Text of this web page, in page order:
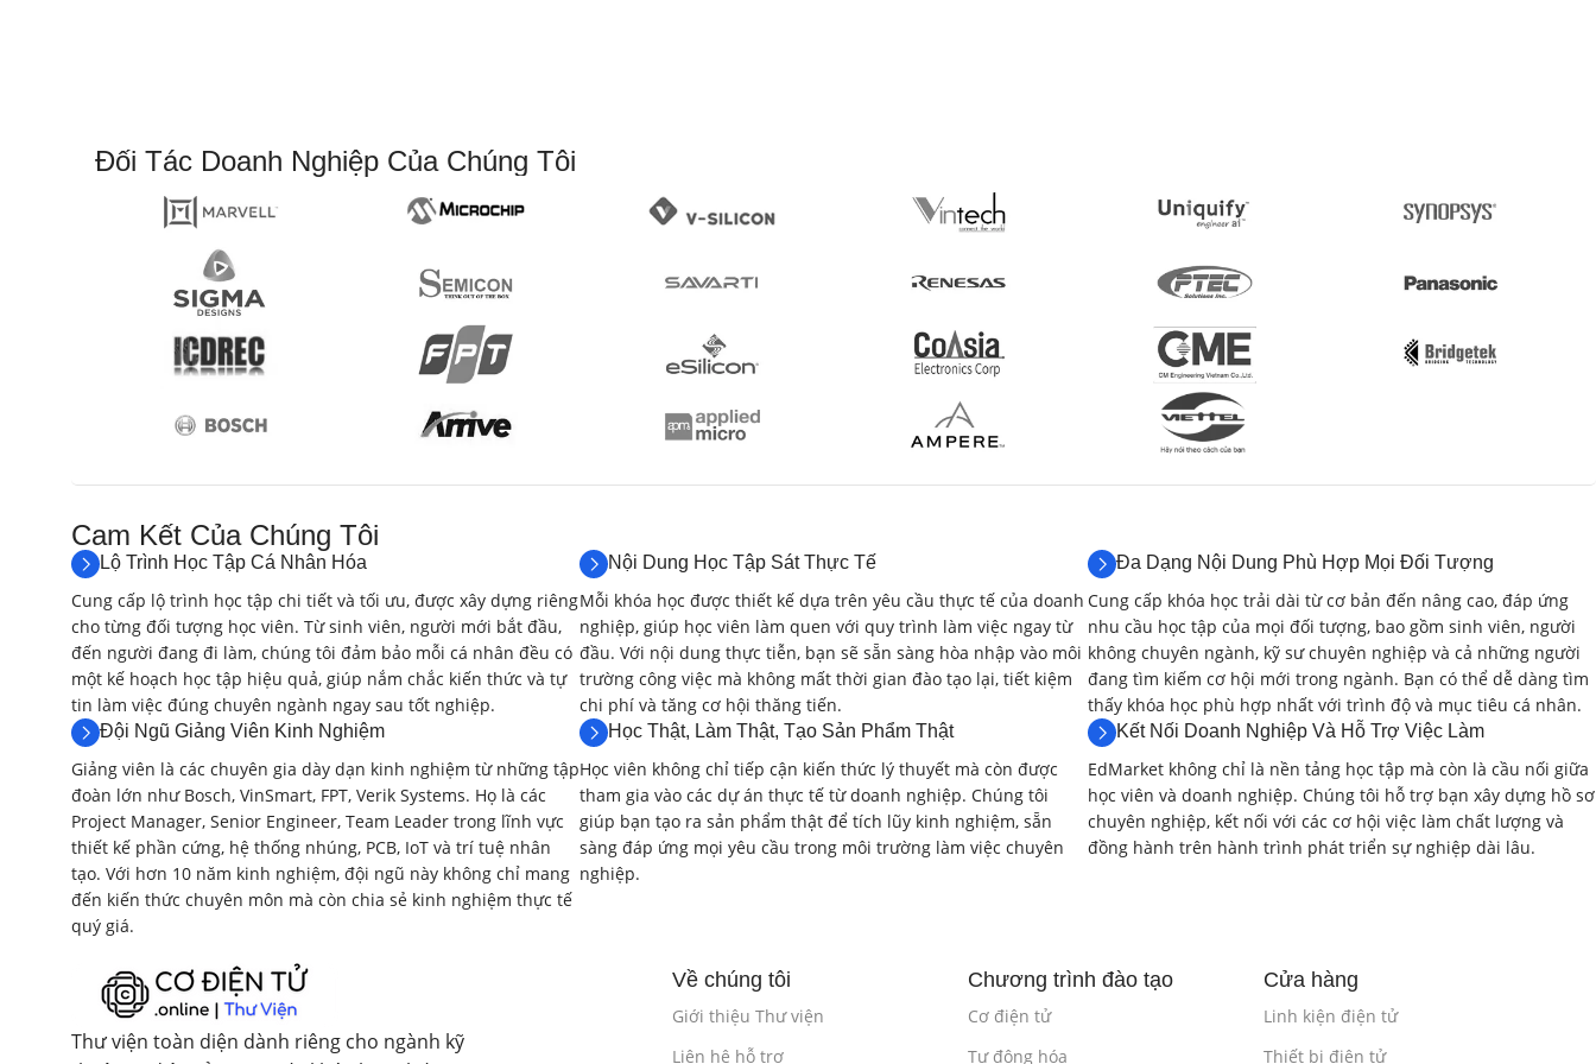
Ngôn ngữ:Không sử dụng ngôn ngữ lập trình trong bài lab này.
Phần 2: Ngôn Ngữ Mô Tả Phần Cứng Verilog cho Thiết Kế FPGA (12 giờ)
2.1. Giới Thiệu về Ngôn Ngữ Verilog(2 giờ)
Tổng quan về ngôn ngữ Verilog và ứng dụng trong thiết kế phần cứng.
Cấu trúc cơ bản của một module Verilog.
2.2. Mô Tả Cấu Trúc (Structural Modeling) với Verilog (3 giờ)
Thiết kế các mạch logic cơ bản (cổng logic, flip-flop) bằng Verilog.
Kết nối các module con để tạo thành các hệ thống lớn hơn.
Thực hành mô tả cấu trúc với Verilog.
Bài lab:Thiết kế bộ cộng, bộ trừ, bộ so sánh sử dụng Verilog.
Phần mềm:Vivado Design Suite (Simulator).
Ngôn ngữ: Verilog.
Sử dụng các khối always, initial để mô tả hành vi của mạch.
Lập trình các cấu trúc điều khiển (if-else, case, for, while).
Đối Tác Doanh Nghiệp Của Chúng Tôi
Cam Kết Của Chúng Tôi​
Lộ Trình Học Tập Cá Nhân Hóa
Cung cấp lộ trình học tập chi tiết và tối ưu, được xây dựng riêng
cho từng đối tượng học viên. Từ sinh viên, người mới bắt đầu,
đến người đang đi làm, chúng tôi đảm bảo mỗi cá nhân đều có
một kế hoạch học tập hiệu quả, giúp nắm chắc kiến thức và tự
tin làm việc đúng chuyên ngành ngay sau tốt nghiệp.
Nội Dung Học Tập Sát Thực Tế
Mỗi khóa học được thiết kế dựa trên yêu cầu thực tế của doanh
nghiệp, giúp học viên làm quen với quy trình làm việc ngay từ
đầu. Với nội dung thực tiễn, bạn sẽ sẵn sàng hòa nhập vào môi
trường công việc mà không mất thời gian đào tạo lại, tiết kiệm
chi phí và tăng cơ hội thăng tiến.
Đa Dạng Nội Dung Phù Hợp Mọi Đối Tượng
Cung cấp khóa học trải dài từ cơ bản đến nâng cao, đáp ứng
nhu cầu học tập của mọi đối tượng, bao gồm sinh viên, người
không chuyên ngành, kỹ sư chuyên nghiệp và cả những người
đang tìm kiếm cơ hội mới trong ngành. Bạn có thể dễ dàng tìm
thấy khóa học phù hợp nhất với trình độ và mục tiêu cá nhân.
Đội Ngũ Giảng Viên Kinh Nghiệm
Giảng viên là các chuyên gia dày dạn kinh nghiệm từ những tập
đoàn lớn như Bosch, VinSmart, FPT, Verik Systems. Họ là các
Project Manager, Senior Engineer, Team Leader trong lĩnh vực
thiết kế phần cứng, hệ thống nhúng, PCB, IoT và trí tuệ nhân
tạo. Với hơn 10 năm kinh nghiệm, đội ngũ này không chỉ mang
đến kiến thức chuyên môn mà còn chia sẻ kinh nghiệm thực tế
quý giá.
Học Thật, Làm Thật, Tạo Sản Phẩm Thật
Học viên không chỉ tiếp cận kiến thức lý thuyết mà còn được
tham gia vào các dự án thực tế từ doanh nghiệp. Chúng tôi
giúp bạn tạo ra sản phẩm thật để tích lũy kinh nghiệm, sẵn
sàng đáp ứng mọi yêu cầu trong môi trường làm việc chuyên
nghiệp.
Kết Nối Doanh Nghiệp Và Hỗ Trợ Việc Làm
EdMarket không chỉ là nền tảng học tập mà còn là cầu nối giữa
học viên và doanh nghiệp. Chúng tôi hỗ trợ bạn xây dựng hồ sơ
chuyên nghiệp, kết nối với các cơ hội việc làm chất lượng và
đồng hành trên hành trình phát triển sự nghiệp dài lâu.
Thư viện toàn diện dành riêng cho ngành kỹ
Về chúng tôi
Giới thiệu Thư viện
Liên hệ hỗ trợ
Chương trình đào tạo
Cơ điện tử
Tự động hóa
Cửa hàng
Linh kiện điện tử
Thiết bị điện tử